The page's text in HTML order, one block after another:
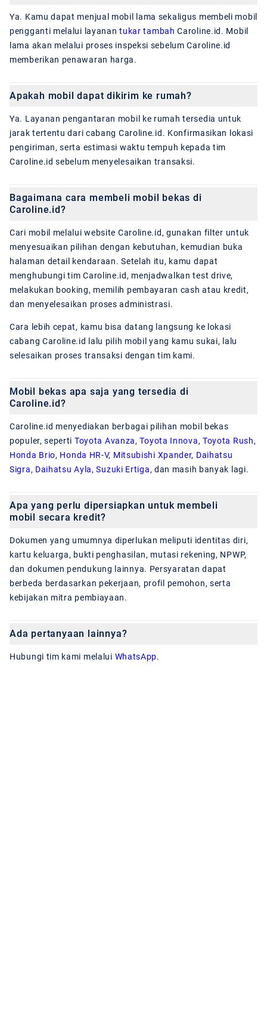
Ya. Kamu dapat menjual mobil lama sekaligus membeli mobil
pengganti melalui layanantukar tambah Caroline.id. Mobil
lama akan melalui proses inspeksi sebelum Caroline.id
memberikan penawaran harga.
Apakah mobil dapat dikirim ke rumah?
Ya. Layanan pengantaran mobil ke rumah tersedia untuk
jarak tertentu dari cabang Caroline.id. Konfirmasikan lokasi
pengiriman, serta estimasi waktu tempuh kepada tim
Caroline.id sebelum menyelesaikan transaksi.
Bagaimana cara membeli mobil bekas di
Caroline.id?
Cari mobil melalui website Caroline.id, gunakan filter untuk
menyesuaikan pilihan dengan kebutuhan, kemudian buka
halaman detail kendaraan. Setelah itu, kamu dapat
menghubungi tim Caroline.id, menjadwalkan test drive,
melakukan booking, memilih pembayaran cash atau kredit,
dan menyelesaikan proses administrasi.
Cara lebih cepat, kamu bisa datang langsung ke lokasi
cabang Caroline.id lalu pilih mobil yang kamu sukai, lalu
selesaikan proses transaksi dengan tim kami.
Mobil bekas apa saja yang tersedia di
Caroline.id?
Caroline.id menyediakan berbagai pilihan mobil bekas
populer, seperti Toyota Avanza,Toyota Innova, Toyota Rush,
Honda Brio, Honda HR-V, Mitsubishi Xpander, Daihatsu
Sigra, Daihatsu Ayla,Suzuki Ertiga, dan masih banyak lagi.
Apa yang perlu dipersiapkan untuk membeli
mobil secara kredit?
Dokumen yang umumnya diperlukan meliputi identitas diri,
kartu keluarga, bukti penghasilan, mutasi rekening, NPWP,
dan dokumen pendukung lainnya. Persyaratan dapat
berbeda berdasarkan pekerjaan, profil pemohon, serta
kebijakan mitra pembiayaan.
Ada pertanyaan lainnya?
Hubungi tim kami melalui WhatsApp.